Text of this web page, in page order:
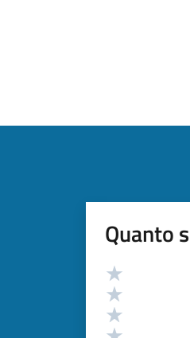
Quanto
Valutazione